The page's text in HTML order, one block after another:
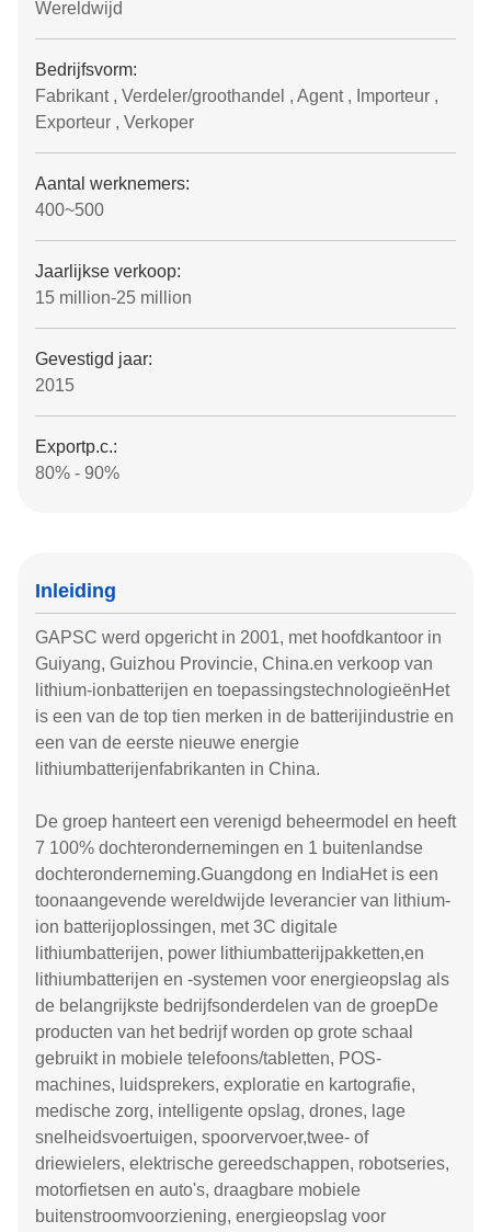
Wereldwijd
Bedrijfsvorm:
Fabrikant , Verdeler/groothandel , Agent , Importeur ,
Exporteur , Verkoper
Aantal werknemers:
400~500
Jaarlijkse verkoop:
15 million-25 million
Gevestigd jaar:
2015
Exportp.c.:
80% - 90%
Inleiding
GAPSC werd opgericht in 2001, met hoofdkantoor in
Guiyang, Guizhou Provincie, China.en verkoop van
lithium-ionbatterijen en toepassingstechnologieënHet
is een van de top tien merken in de batterijindustrie en
een van de eerste nieuwe energie
lithiumbatterijenfabrikanten in China.
De groep hanteert een verenigd beheermodel en heeft
7 100% dochterondernemingen en 1 buitenlandse
dochteronderneming.Guangdong en IndiaHet is een
toonaangevende wereldwijde leverancier van lithium-
ion batterijoplossingen, met 3C digitale
lithiumbatterijen, power lithiumbatterijpakketten,en
lithiumbatterijen en -systemen voor energieopslag als
de belangrijkste bedrijfsonderdelen van de groepDe
producten van het bedrijf worden op grote schaal
gebruikt in mobiele telefoons/tabletten, POS-
machines, luidsprekers, exploratie en kartografie,
medische zorg, intelligente opslag, drones, lage
snelheidsvoertuigen, spoorvervoer,twee- of
driewielers, elektrische gereedschappen, robotseries,
motorfietsen en auto's, draagbare mobiele
buitenstroomvoorziening, energieopslag voor